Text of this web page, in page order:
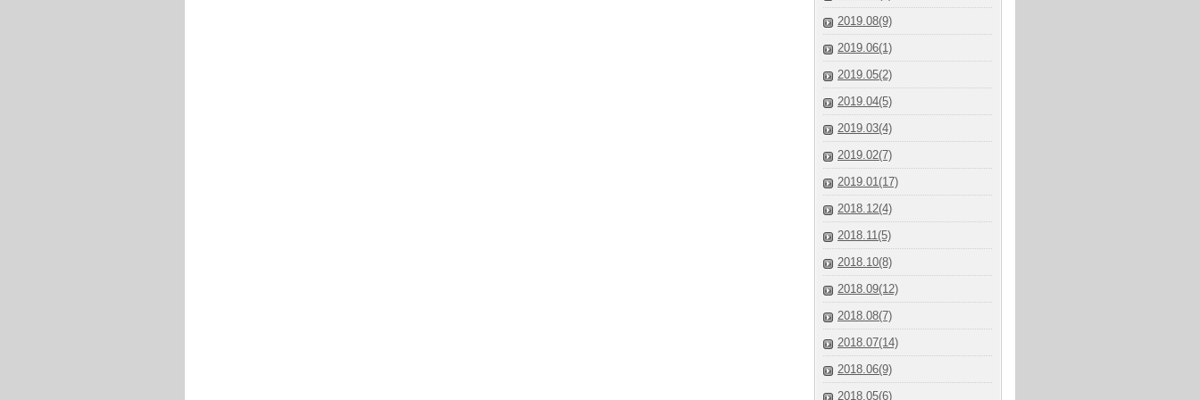
2019.08(9)
2019.06(1)
2019.05(2)
2019.04(5)
2019.03(4)
2019.02(7)
2019.01(17)
2018.12(4)
2018.11(5)
2018.10(8)
2018.09(12)
2018.08(7)
2018.07(14)
2018.06(9)
2018.05(6)